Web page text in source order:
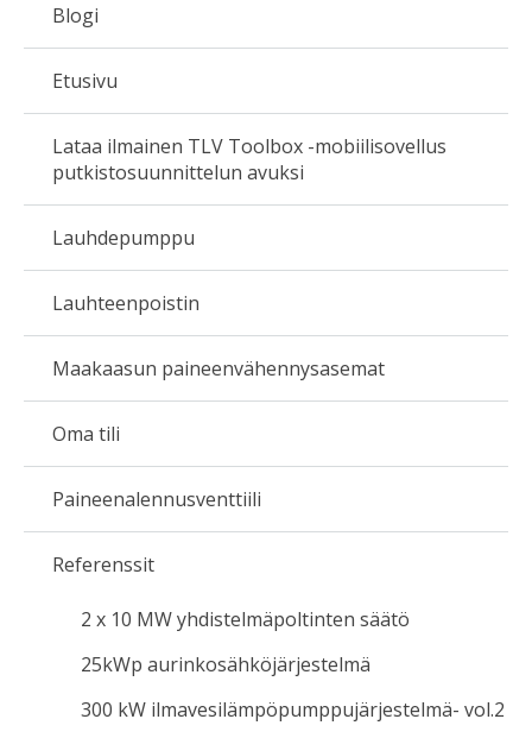
Blogi
Etusivu
Lataa ilmainen TLV Toolbox -mobiilisovellus
putkistosuunnittelun avuksi
Lauhdepumppu
Lauhteenpoistin
Maakaasun paineenvähennysasemat
Oma tili
Paineenalennusventtiili
Referenssit
2 x 10 MW yhdistelmäpoltinten säätö
25kWp aurinkosähköjärjestelmä
300 kW ilmavesilämpöpumppujärjestelmä- vol.2